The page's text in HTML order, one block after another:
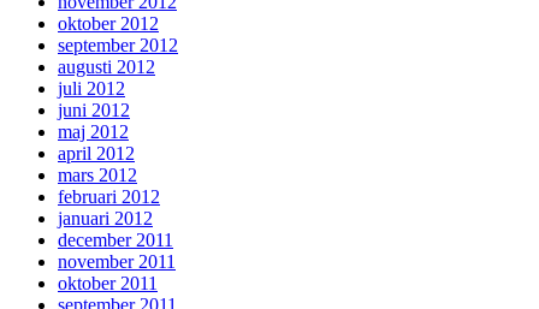
oktober 2012
september 2012
augusti 2012
juli 2012
juni 2012
maj 2012
april 2012
mars 2012
februari 2012
januari 2012
december 2011
november 2011
oktober 2011
september 2011